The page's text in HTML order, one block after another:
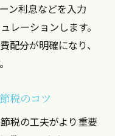
ン利息などを入力
レーションします。
配分が明確になり、
税のコツ
税の工夫がより重要